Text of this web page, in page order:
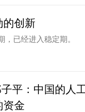
的创新
，已经进入稳定期。
平：中国的人
资金